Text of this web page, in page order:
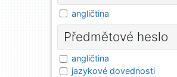
angličtina
Předmětové heslo
angličtina
jazykové dovednosti